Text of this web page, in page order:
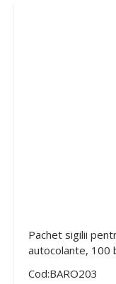
Pachet sigilii
autocolante, 100
Cod:BARO203